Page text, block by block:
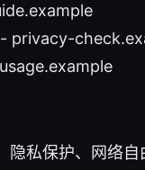
- privacy-
隐私保护、网络